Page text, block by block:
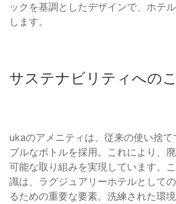
ックを基調としたデザインで、ホテ
します。
サステナビリティへの
ukaのアメニティは、従来の使い捨
ブルなボトルを採用。これにより、
可能な取り組みを実現しています。
識は、ラグジュアリーホテルとして
るための重要な要素。洗練された環